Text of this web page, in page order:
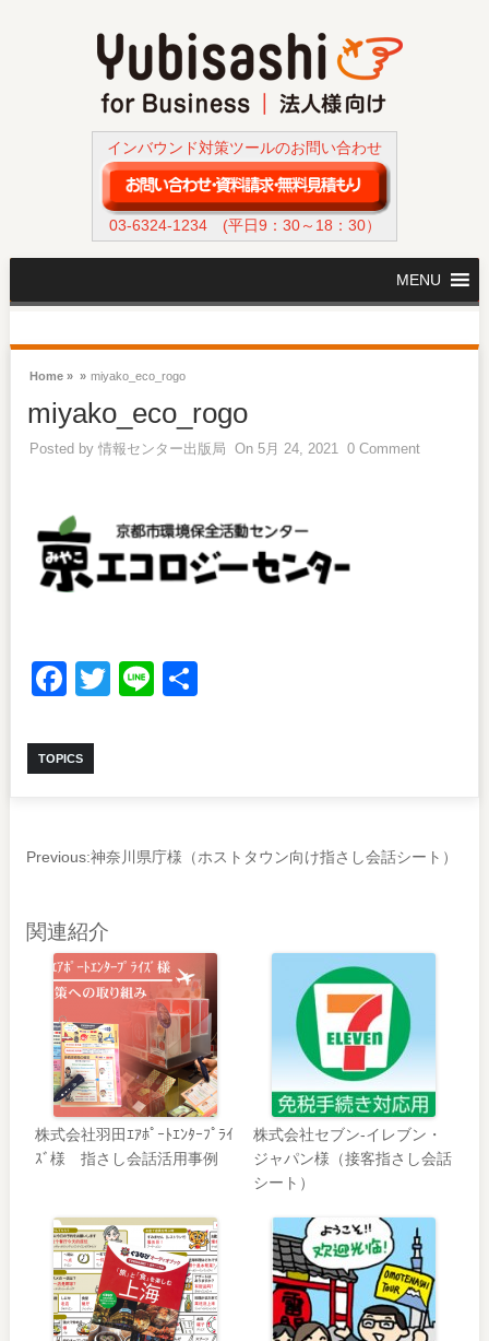
インバウンド対策ツールのお問い合わせ
03-6324-1234(平日9：30～18：30）
MENU
Home » » miyako_eco_rogo
miyako_eco_rogo
Posted by 情報センター出版局 On 5月 24, 2021 0 Comment
Facebook
Twitter
Line共
TOPICS
Previous:神奈川県庁様（ホストタウン向け指さし会話シート）
関連紹介
株式会社羽田ｴｱﾎﾟｰﾄｴﾝﾀｰﾌﾟﾗｲ
ｽﾞ様 指さし会話活用事例
株式会社セブン-イレブン・
ジャパン様（接客指さし会話
シート）